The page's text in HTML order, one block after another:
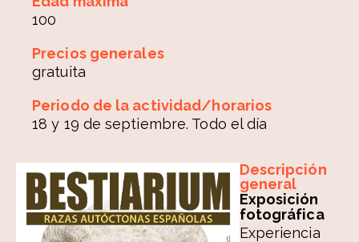
100
Precios generales
gratuita
Periodo de la actividad/horarios
18 y 19 de septiembre. Todo el día
Descripción
general
Exposición
fotográfica
Experiencia